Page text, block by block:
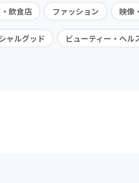
飲食店 ファッション 映像
ャルグッド ビューティー・ヘル